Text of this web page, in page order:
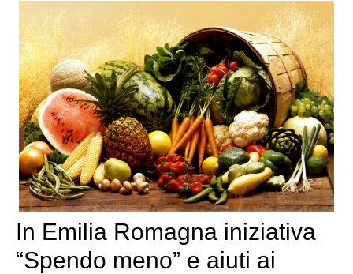
In Emilia Romagna iniziativa
“Spendo meno” e aiuti ai